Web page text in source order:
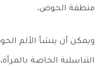
منطقة الحوض.
ويمكن أن ينشأ الألم
التناسلية الخاصة